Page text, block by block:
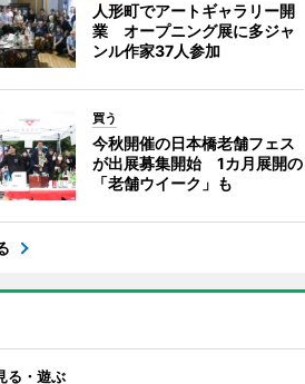
人形町でアートギャラリー開
業 オープニング展に多ジャ
ンル作家37人参加
買う
今秋開催の日本橋老舗フェス
が出展募集開始 1カ月展開の
「老舗ウイーク」も
る・遊ぶ